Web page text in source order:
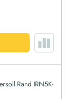
Rand IRN5K-